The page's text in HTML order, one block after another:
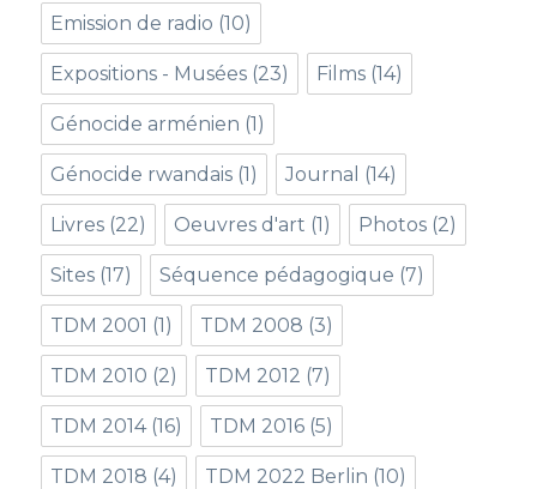
Emission de radio (10)
Expositions - Musées (23) Films (14)
Génocide arménien (1)
Génocide rwandais (1) Journal (14)
Livres (22) Oeuvres d'art (1) Photos (2)
Sites (17) Séquence pédagogique (7)
TDM 2001 (1) TDM 2008 (3)
TDM 2010 (2) TDM 2012 (7)
TDM 2014(16) TDM 2016 (5)
TDM 2018 (4) TDM 2022 Berlin (10)